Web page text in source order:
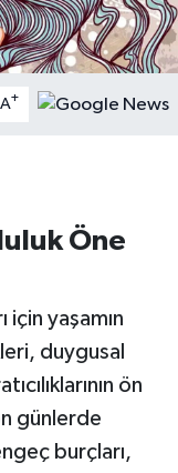
A+
Öne
için yaşamın
duygusal
ön
günlerde
burçları,